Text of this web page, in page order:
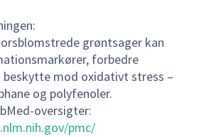
grøntsager kan
forbedre
mod oxidativt stress –
og polyfenoler.
oversigter:
pmc/